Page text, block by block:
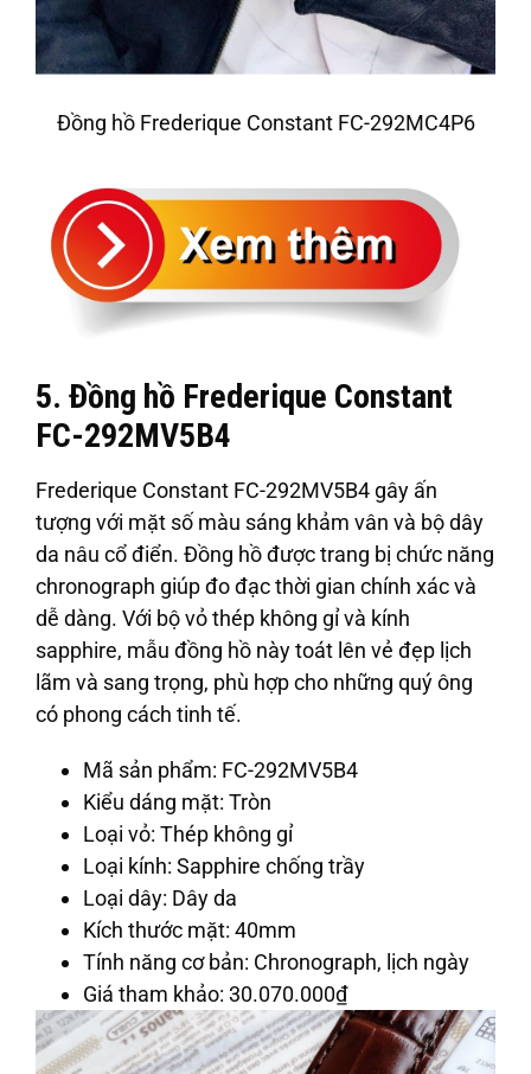
Đồng hồ Frederique Constant FC-292MC4P6
5. Đồng hồ Frederique Constant
FC-292MV5B4
Frederique Constant FC-292MV5B4 gây ấn
tượng với mặt số màu sáng khảm vân và bộ dây
da nâu cổ điển. Đồng hồ được trang bị chức năng
chronograph giúp đo đạc thời gian chính xác và
dễ dàng. Với bộ vỏ thép không gỉ và kính
sapphire, mẫu đồng hồ này toát lên vẻ đẹp lịch
lãm và sang trọng, phù hợp cho những quý ông
có phong cách tinh tế.
Mã sản phẩm: FC-292MV5B4
Kiểu dáng mặt: Tròn
Loại vỏ: Thép không gỉ
Loại kính: Sapphire chống trầy
Loại dây: Dây da
Kích thước mặt: 40mm
Tính năng cơ bản: Chronograph, lịch ngày
Giá tham khảo: 30.070.000₫